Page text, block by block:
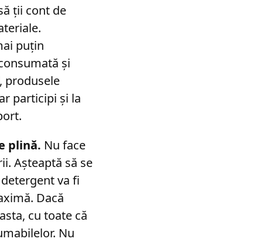
ții cont de
puțin
și
produsele
participi și la
plină. Nu face
Așteaptă să se
va fi
Dacă
cu toate că
Nu